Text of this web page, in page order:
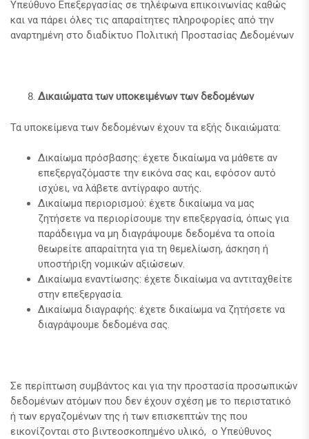
Υπεύθυνο Επεξεργασίας σε τηλέφωνα επικοινωνίας καθώς
και να πάρει όλες τις απαραίτητες πληροφορίες από την
αναρτημένη στο διαδίκτυο Πολιτική Προστασίας Δεδομένων
Δικαιώματα των υποκειμένων των δεδομένων
Τα υποκείμενα των δεδομένων έχουν τα εξής δικαιώματα:
Δικαίωμα πρόσβασης: έχετε δικαίωμα να μάθετε αν
επεξεργαζόμαστε την εικόνα σας και, εφόσον αυτό
ισχύει, να λάβετε αντίγραφο αυτής.
Δικαίωμα περιορισμού: έχετε δικαίωμα να μας
ζητήσετε να περιορίσουμε την επεξεργασία, όπως για
παράδειγμα να μη διαγράψουμε δεδομένα τα οποία
θεωρείτε απαραίτητα για τη θεμελίωση, άσκηση ή
υποστήριξη νομικών αξιώσεων.
Δικαίωμα εναντίωσης: έχετε δικαίωμα να αντιταχθείτε
στην επεξεργασία.
Δικαίωμα διαγραφής: έχετε δικαίωμα να ζητήσετε να
διαγράψουμε δεδομένα σας.
Σε περίπτωση συμβάντος και για την προστασία προσωπικών
δεδομένων ατόμων που δεν έχουν σχέση με το περιστατικό
ή των εργαζομένων της ή των επισκεπτών της που
εικονίζονται στο βιντεοσκοπημένο υλικό, ο Υπεύθυνος